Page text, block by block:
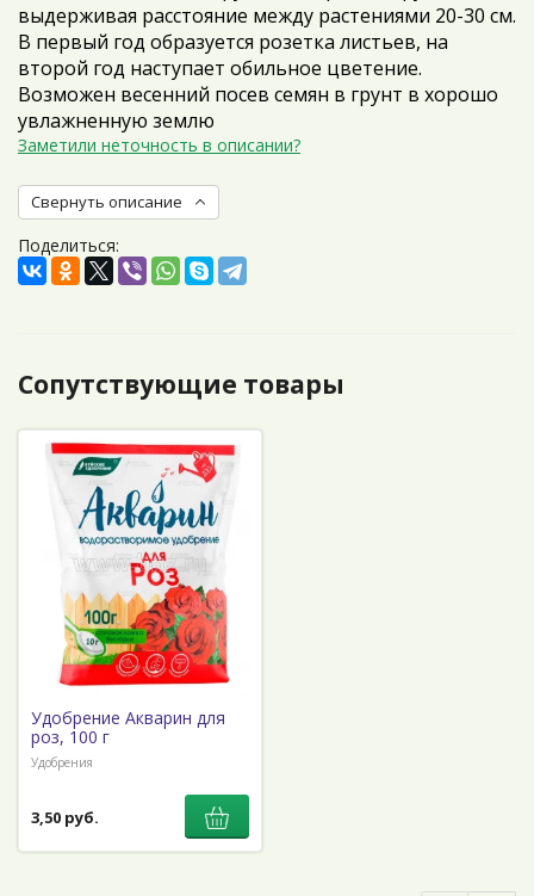
выдерживая расстояние между растениями 20-30 см.
В первый год образуется розетка листьев, на
второй год наступает обильное цветение.
Возможен весенний посев семян в грунт в хорошо
увлажненную землю
Заметили неточность в описании?
Свернуть описание
Поделиться:
Сопутствующие товары
Удобрение Акварин для
роз, 100 г
Удобрения
3,50 руб.